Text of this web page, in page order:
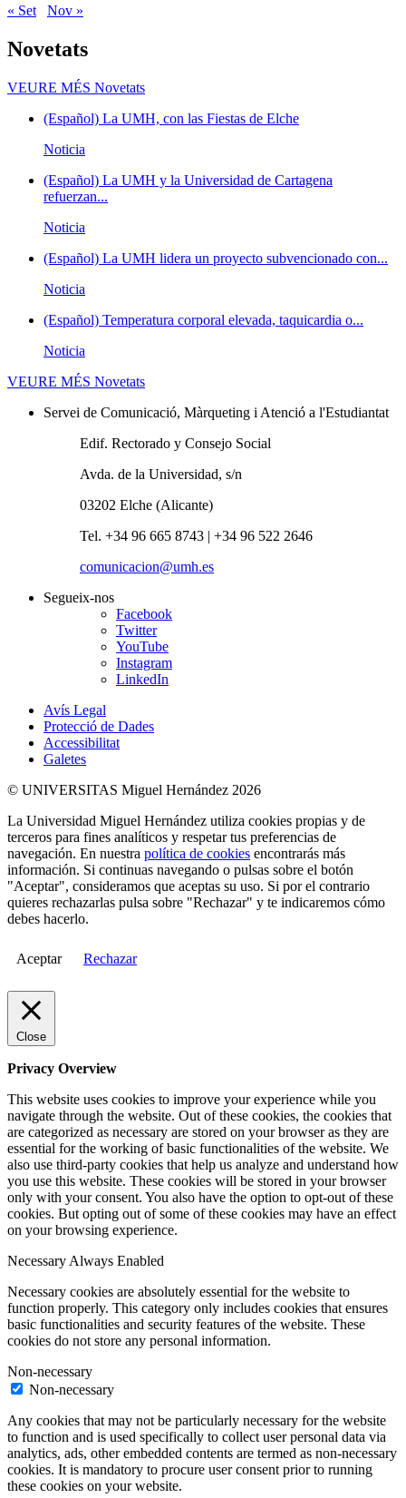
« Set
Nov »
Novetats
VEURE MÉS Novetats
(Español) La UMH, con las Fiestas de Elche
Noticia
(Español) La UMH y la Universidad de Cartagena
refuerzan...
Noticia
(Español) La UMH lidera un proyecto subvencionado con...
Noticia
(Español) Temperatura corporal elevada, taquicardia o...
Noticia
VEURE MÉS Novetats
Servei de Comunicació, Màrqueting i Atenció a l'Estudiantat
Edif. Rectorado y Consejo Social
Avda. de la Universidad, s/n
03202 Elche (Alicante)
Tel. +34 96 665 8743 | +34 96 522 2646
comunicacion@umh.es
Segueix-nos
Facebook
Twitter
YouTube
Instagram
LinkedIn
Avís Legal
Protecció de Dades
Accessibilitat
Galetes
© UNIVERSITAS Miguel Hernández 2026
La Universidad Miguel Hernández utiliza cookies propias y de
terceros para fines analíticos y respetar tus preferencias de
navegación. En nuestra política de cookies encontrarás más
información. Si continuas navegando o pulsas sobre el botón
"Aceptar", consideramos que aceptas su uso. Si por el contrario
quieres rechazarlas pulsa sobre "Rechazar" y te indicaremos cómo
debes hacerlo.
Aceptar Rechazar
Close
Privacy Overview
This website uses cookies to improve your experience while you
navigate through the website. Out of these cookies, the cookies that
are categorized as necessary are stored on your browser as they are
essential for the working of basic functionalities of the website. We
also use third-party cookies that help us analyze and understand how
you use this website. These cookies will be stored in your browser
only with your consent. You also have the option to opt-out of these
cookies. But opting out of some of these cookies may have an effect
on your browsing experience.
Necessary Always Enabled
Necessary cookies are absolutely essential for the website to
function properly. This category only includes cookies that ensures
basic functionalities and security features of the website. These
cookies do not store any personal information.
Non-necessary
Non-necessary
Any cookies that may not be particularly necessary for the website
to function and is used specifically to collect user personal data via
analytics, ads, other embedded contents are termed as non-necessary
cookies. It is mandatory to procure user consent prior to running
these cookies on your website.